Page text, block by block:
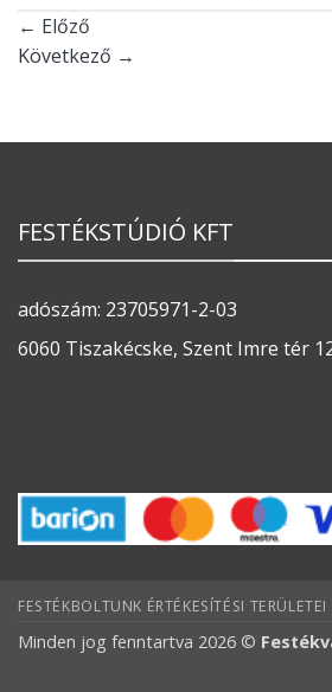
← Előző
Következő →
FESTÉKSTÚDIÓ KFT
adószám: 23705971-2-03
6060 Tiszakécske, Szent Imre tér
FESTÉKBOLTUNK ÉRTÉKESÍTÉSI TERÜLETEI
Minden jog fenntartva 2026 ©